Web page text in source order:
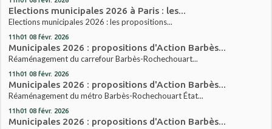
Elections municipales 2026 à Paris : les...
Elections municipales 2026 : les propositions...
11h01 08 févr. 2026
Municipales 2026 : propositions d'Action Barbès...
Réaménagement du carrefour Barbès-Rochechouart...
11h01 08 févr. 2026
Municipales 2026 : propositions d'Action Barbès...
Réaménagement du métro Barbès-Rochechouart État...
11h01 08 févr. 2026
Municipales 2026 : propositions d'Action Barbès...